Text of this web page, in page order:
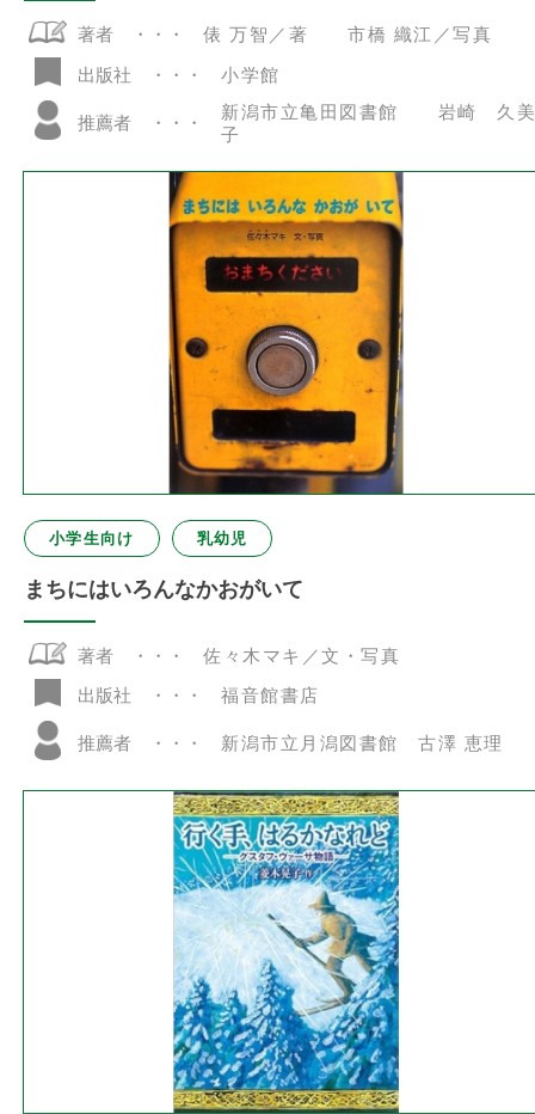
著者
俵 万智／著 市橋 織江／写真
出版社
小学館
推薦者
新潟市立亀田図書館 岩崎 久美
子
小学生向け 乳幼児
まちにはいろんなかおがいて
著者
佐々木マキ／文・写真
出版社
福音館書店
推薦者 新潟市立月潟図書館 古澤 恵理